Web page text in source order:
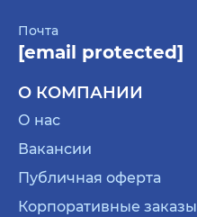
Почта
[email protected]
О КОМПАНИИ
О нас
Вакансии
Публичная оферта
Корпоративные заказы